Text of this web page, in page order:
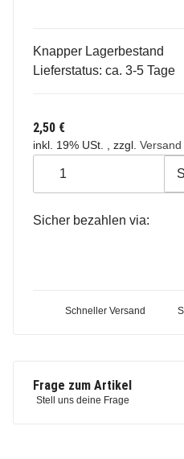
Knapper Lagerbestand
Lieferstatus: ca. 3-5 Tage
2,50 €
inkl. 19% USt. , zzgl. Versand
Sicher bezahlen via:
Schneller Versand
Frage zum Artikel
Stell uns deine Frage